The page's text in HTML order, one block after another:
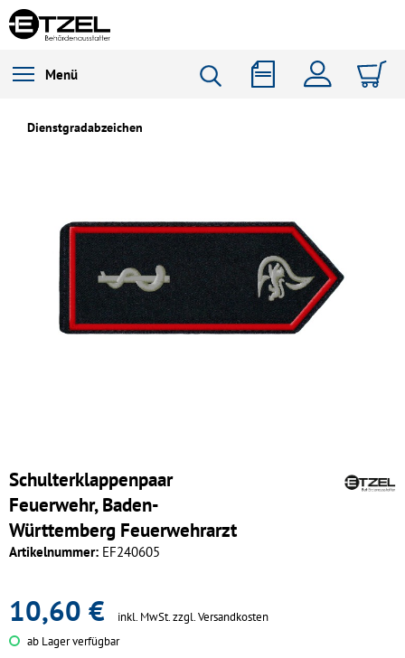
Menü
Dienstgradabzeichen
Schulterklappenpaar
Feuerwehr, Baden-
Württemberg Feuerwehrarzt
Artikelnummer: EF240605
10,60 € inkl. MwSt.zzgl. Versandkosten
ab Lager verfügbar